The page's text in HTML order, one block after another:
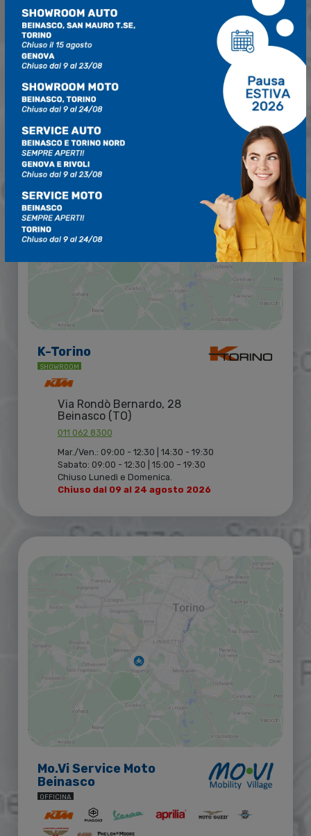
011 062 8390
Sabato 09:00 - 12:30 | 15:00 - 19:30
Chiuso Lunedì e Domenica.
Chiuso dal 09 al 24 agosto 2026
K-Torino
SHOWROOM
Via Rondò Bernardo, 28
Beinasco (TO)
011 062 8300
Mar./Ven.: 09:00 - 12:30 | 14:30 - 19:30
Sabato: 09:00 - 12:30 | 15:00 – 19:30
Chiuso Lunedì e Domenica.
Chiuso dal 09 al 24 agosto 2026
Mo.Vi Service Moto
Beinasco
OFFICINA